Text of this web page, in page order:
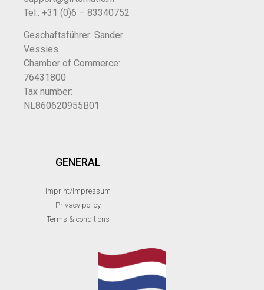
Tel.: +31 (0)6 – 83340752
Geschaftsführer: Sander
Vessies
Chamber of Commerce:
76431800
Tax number:
NL860620955B01
GENERAL
Imprint/Impressum
Privacy policy
Terms & conditions